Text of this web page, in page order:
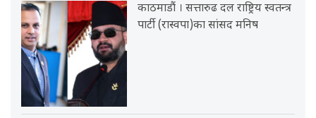
काठमाडौं । सत्तारुढ दल राष्ट्रिय स्वतन्त्र
पार्टी (रास्वपा)का सांसद मनिष